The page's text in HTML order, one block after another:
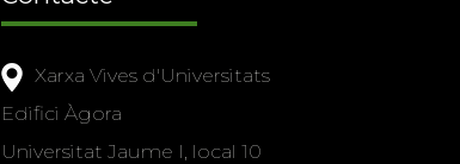
Xarxa Vives d'Universitats
Edifici Àgora
Universitat Jaume I, local 10